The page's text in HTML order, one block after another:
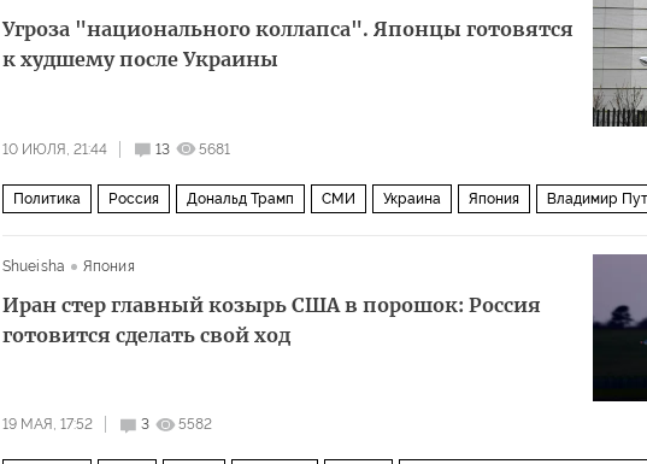
Угроза "национального коллапса". Японцы готовятся
к худшему после Украины
10 ИЮЛЯ, 21:44 13 5681
Политика Россия Дональд Трамп СМИ Украина Япония Владимир
Shueisha
Япония
Иран стер главный козырь США в порошок: Россия
готовится сделать свой ход
19 МАЯ, 17:52 3 5582